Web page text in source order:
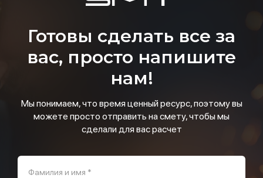
Готовы сделать все за
вас, просто напишите
нам!
Мы понимаем, что время ценный ресурс, поэтому вы
можете просто отправить на смету, чтобы мы
сделали для вас расчет
Фамилия и имя *